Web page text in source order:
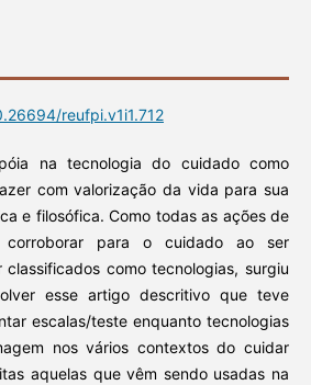
reufpi.v1i1.712
na tecnologia do cuidado como
com valorização da vida para sua
e filosófica. Como todas as ações de
corroborar para o cuidado ao ser
classificados como tecnologias, surgiu
esse artigo descritivo que teve
escalas/teste enquanto tecnologias
nos vários contextos do cuidar
aquelas que vêm sendo usadas na